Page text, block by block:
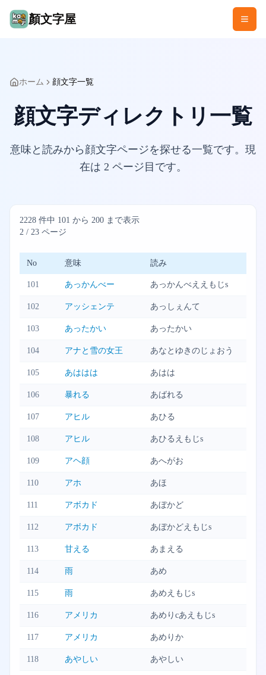
顏文字屋
ホーム 顔文字一覧
顔文字ディレクトリ一覧
意味と読みから顔文字ページを探せる一覧です。現
在は 2 ページ目です。
2228 件中 101 から 200 まで表示
2 / 23 ページ
No 意味 読み
101 あっかんべー あっかんべええもじs
102 アッシェンテ あっしぇんて
103 あったかい あったかい
104 アナと雪の女王 あなとゆきのじょおう
105 あははは あはは
106 暴れる あばれる
107 アヒル あひる
108 アヒル あひるえもじs
109 アヘ顔 あへがお
110 アホ あほ
111 アボカド あぼかど
112 アボカド あぼかどえもじs
113 甘える あまえる
114 雨 あめ
115 雨 あめえもじs
116 アメリカ あめりcあえもじs
117 アメリカ あめりか
118 あやしい あやしい